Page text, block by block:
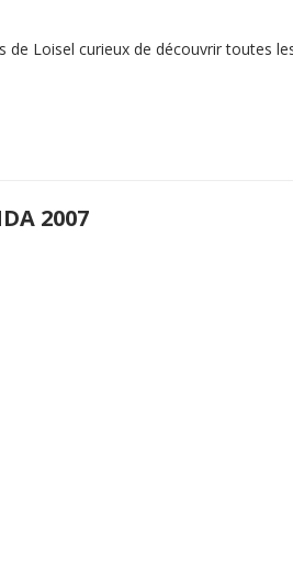
de Loisel curieux de découvrir toutes
2007